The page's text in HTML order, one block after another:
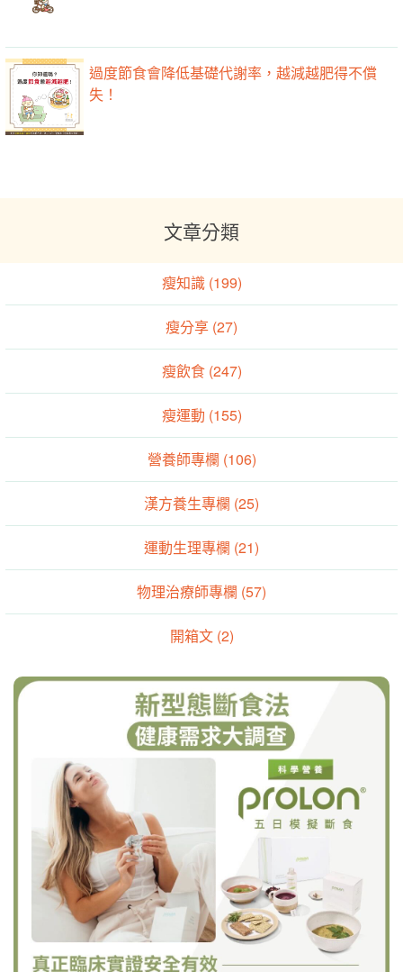
過度節食會降低基礎代謝率，越減越肥得不償
失！
文章分類
瘦知識 (199)
瘦分享 (27)
瘦飲食 (247)
瘦運動 (155)
營養師專欄 (106)
漢方養生專欄 (25)
運動生理專欄 (21)
物理治療師專欄 (57)
開箱文 (2)